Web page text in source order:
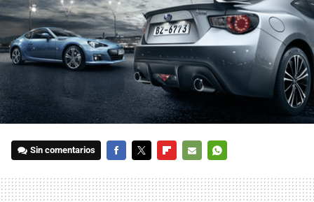
Sin comentarios
MAIL